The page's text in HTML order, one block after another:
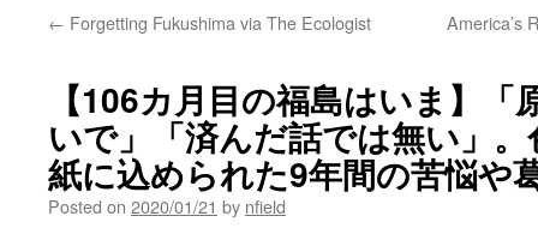
← Forgetting Fukushima via The Ecologist America’s
【106カ月目の福島はいま】「
いで」「済んだ話では無い」
紙に込められた9年間の苦悩や
Posted on 2020/01/21 by nfield